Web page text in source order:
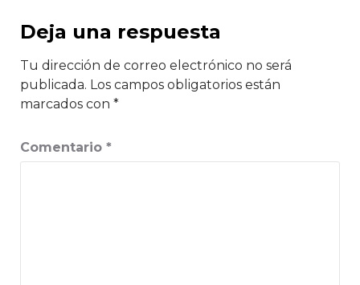
Deja una respuesta
Tu dirección de correo electrónico no será
publicada. Los campos obligatorios están
marcados con *
Comentario *